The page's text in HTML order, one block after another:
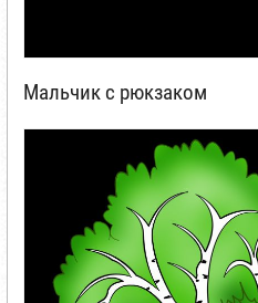
Мальчик с рюкзаком